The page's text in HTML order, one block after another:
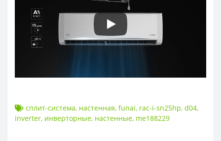
сплит-система, настенная, funai, rac-i-sn25hp, d04,
inverter, инверторные, настенные, me188229